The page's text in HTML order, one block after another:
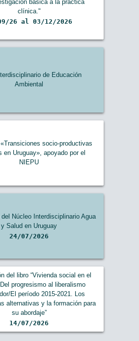
básica a la práctica
clínica."
26 al 03/12/2026
de Educación
Ambiental
socio-productivas
en Uruguay», apoyado por el
NIEPU
Núcleo Interdisciplinario Agua
y Salud en Uruguay
24/07/2026
del libro “Vivienda social en el
progresismo al liberalismo
El período 2015-2021. Los
alternativas y la formación para
su abordaje”
14/07/2026